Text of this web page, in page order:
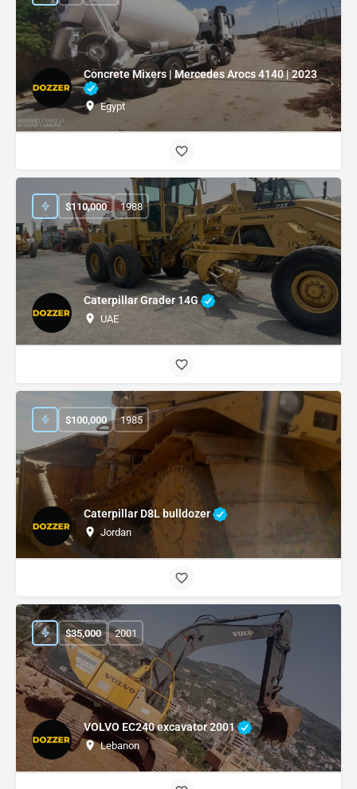
Concrete Mixers | Mercedes Arocs 4140 | 2023
Egypt
Caterpillar Grader 14G
UAE
$110,000 1988
Caterpillar D8L bulldozer
Jordan
$100,000 1985
VOLVO EC240 excavator 2001
Lebanon
$35,000 2001